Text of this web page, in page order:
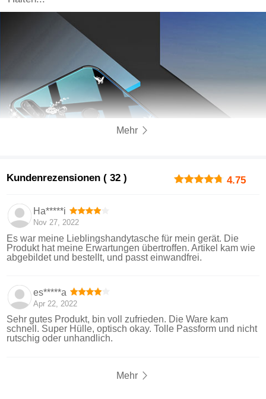
Mehr
Kundenrezensionen ( 32 ) 4.75
Ha*****i
Nov 27, 2022
Es war meine Lieblingshandytasche für mein gerät. Die
Produkt hat meine Erwartungen übertroffen. Artikel kam wie
abgebildet und bestellt, und passt einwandfrei.
es*****a
Apr 22, 2022
Sehr gutes Produkt, bin voll zufrieden. Die Ware kam
schnell. Super Hülle, optisch okay. Tolle Passform und nicht
rutschig oder unhandlich.
Mehr